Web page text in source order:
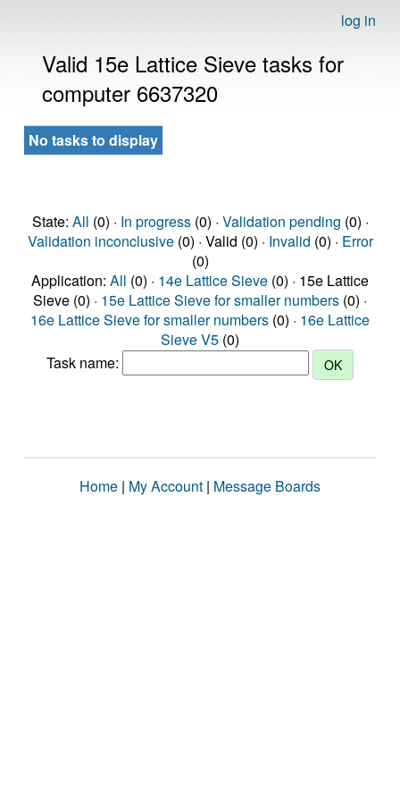
log in
Valid 15e Lattice Sieve tasks for
computer 6637320
No tasks to display
State: All (0) · In progress(0) · Validation pending (0) ·
Validation inconclusive(0) · Valid (0) · Invalid (0) · Error
(0)
Application: All (0) · 14e Lattice Sieve (0) · 15e Lattice
Sieve (0) · 15e Lattice Sieve for smaller numbers (0) ·
16e Lattice Sieve for smaller numbers (0) · 16e Lattice
Sieve V5 (0)
Task name:
Home | My Account | Message Boards